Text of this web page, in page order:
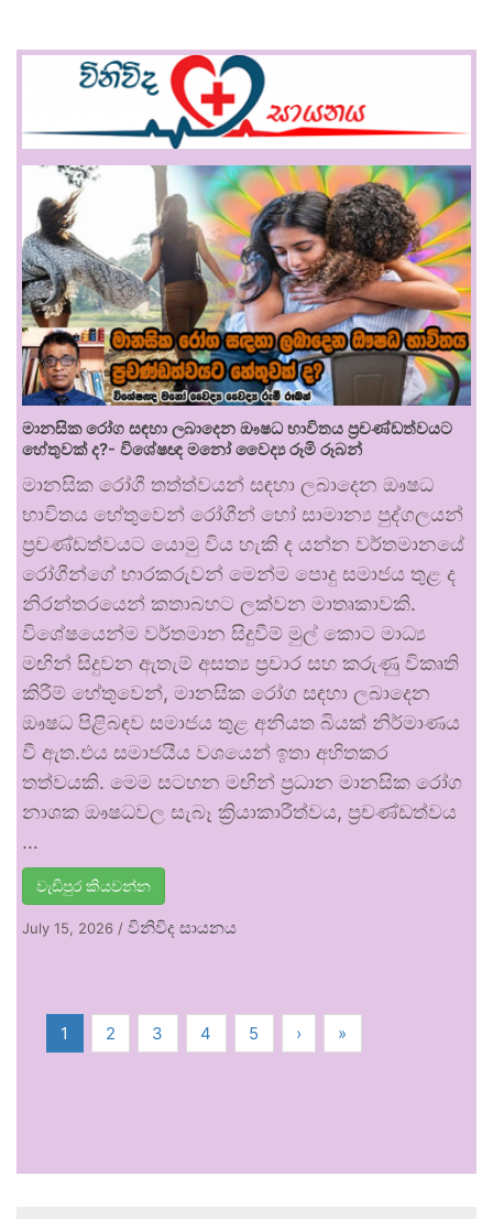
මානසික රෝග සඳහා ලබාදෙන ඖෂධ භාවිතය ප්‍රචණ්ඩත්වයට
හේතුවක් ද?- විශේෂඥ මනෝ වෛද්‍ය රූමි රූබන්
මානසික රෝගී තත්ත්වයන් සඳහා ලබාදෙන ඖෂධ
භාවිතය හේතුවෙන් රෝගීන් හෝ සාමාන්‍ය පුද්ගලයන්
ප්‍රචණ්ඩත්වයට යොමු විය හැකි ද යන්න වර්තමානයේ
රෝගීන්ගේ භාරකරුවන් මෙන්ම පොදු සමාජය තුළ ද
නිරන්තරයෙන් කතාබහට ලක්වන මාතෘකාවකි.
විශේෂයෙන්ම වර්තමාන සිදුවීම් මුල් කොට මාධ්‍ය
මඟින් සිදුවන ඇතැම් අසත්‍ය ප්‍රචාර සහ කරුණු විකෘති
කිරීම් හේතුවෙන්, මානසික රෝග සඳහා ලබාදෙන
ඖෂධ පිළිබඳව සමාජය තුළ අනියත බියක් නිර්මාණය
වී ඇත.එය සමාජයීය වශයෙන් ඉතා අහිතකර
තත්වයකි. මෙම සටහන මඟින් ප්‍රධාන මානසික රෝග
නාශක ඖෂධවල සැබෑ ක්‍රියාකාරීත්වය, ප්‍රචණ්ඩත්වය
…
වැඩිපුර කියවන්න
July 15, 2026 / විනිවිද සායනය
1 2 3 4 5 › »